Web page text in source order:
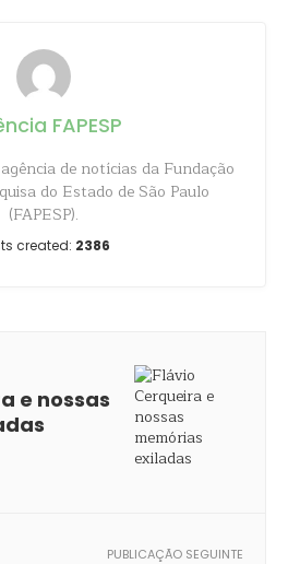
FAPESP
de notícias da Fundação
do Estado de São Paulo
(FAPESP).
created: 2386
e nossas
PUBLICAÇÃO SEGUINTE